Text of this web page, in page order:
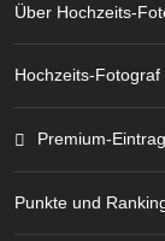
Über Hochzeits-
Hochzeits-Fotograf
Premium-
Punkte und